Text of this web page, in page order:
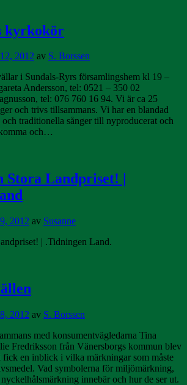
kyrkokör
2012 av S. Borssen
i Sundals-Ryrs församlingshem kl 19 –
Andersson, tel: 0521 – 350 02
tel: 076 760 16 94. Vi är ca 25
och trivs tillsammans. Vi har en blandad
och traditionella sånger till nyproducerat och
och…
Landpriset! |
2012 av Susanne
| .Tidningen Land.
2012 av S. Borssen
med konsumentvägledarna Tina
Fredriksson från Vänersborgs kommun blev
en inblick i vilka märkningar som måste
Vad symbolerna för miljömärkning,
innebär och hur de ser ut.